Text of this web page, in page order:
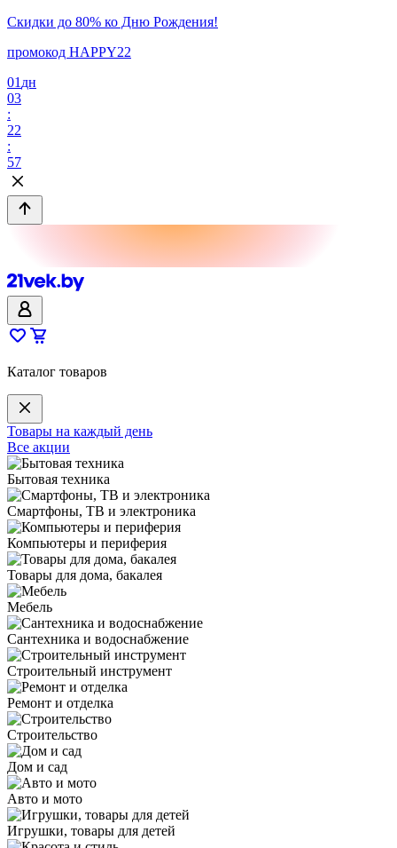
Скидки до 80% ко Дню Рождения!
промокод HAPPY22
01 дн
03
:
22
:
57
Каталог товаров
Товары на каждый день
Все акции
Бытовая техника
Смартфоны, ТВ и электроника
Компьютеры и периферия
Товары для дома, бакалея
Мебель
Сантехника и водоснабжение
Строительный инструмент
Ремонт и отделка
Строительство
Дом и сад
Авто и мото
Игрушки, товары для детей